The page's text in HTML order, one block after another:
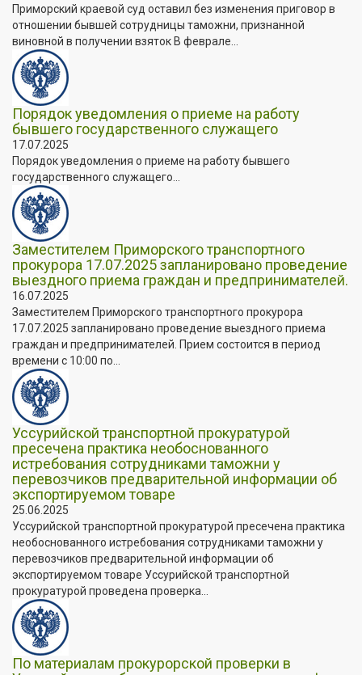
Приморский краевой суд оставил без изменения приговор в
отношении бывшей сотрудницы таможни, признанной
виновной в получении взяток В феврале...
Порядок уведомления о приеме на работу
бывшего государственного служащего
17.07.2025
Порядок уведомления о приеме на работу бывшего
государственного служащего...
Заместителем Приморского транспортного
прокурора 17.07.2025 запланировано проведение
выездного приема граждан и предпринимателей.
16.07.2025
Заместителем Приморского транспортного прокурора
17.07.2025 запланировано проведение выездного приема
граждан и предпринимателей. Прием состоится в период
времени с 10:00 по...
Уссурийской транспортной прокуратурой
пресечена практика необоснованного
истребования сотрудниками таможни у
перевозчиков предварительной информации об
экспортируемом товаре
25.06.2025
Уссурийской транспортной прокуратурой пресечена практика
необоснованного истребования сотрудниками таможни у
перевозчиков предварительной информации об
экспортируемом товаре Уссурийской транспортной
прокуратурой проведена проверка...
По материалам прокурорской проверки в